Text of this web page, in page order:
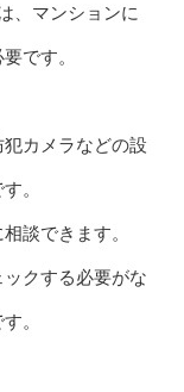
、マンションに
です。
カメラなどの設
。
談できます。
クする必要がな
。